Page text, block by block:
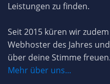
Leistungen zu finden.
Seit 2015 küren wir
Webhoster des Jahres
über deine Stimme freuen.
Mehr über uns...